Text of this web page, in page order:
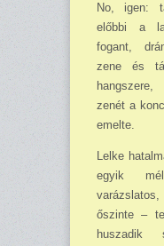
No, igen:
előbbi a
fogant,
zene és
zenét a
emelte.
Lelke
egyik
őszinte –
huszadik